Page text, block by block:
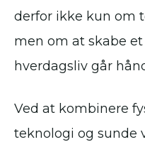
derfor ikke kun om
men om at skabe
hverdagsliv går
Ved at kombinere
teknologi og sunde